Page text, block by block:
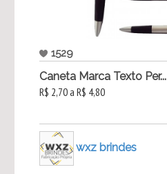
1529
Caneta Marca Texto Per...
R$ 2,70 a R$ 4,80
wxz brindes